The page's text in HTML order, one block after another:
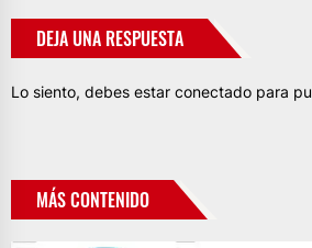
DEJA UNA RESPUESTA
Lo siento, debes estar conectado para
MÁS CONTENIDO